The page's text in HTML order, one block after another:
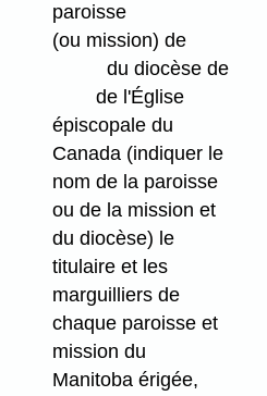
paroisse
(ou mission) de
du diocèse de
de l'Église
épiscopale du
Canada (indiquer le
nom de la paroisse
ou de la mission et
du diocèse) le
titulaire et les
marguilliers de
chaque paroisse et
mission du
Manitoba érigée,